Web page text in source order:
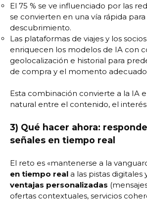
El 75 % se ve influenciado por las
se convierten en una vía rápida para
descubrimiento.
Las plataformas de viajes y los
enriquecen los modelos de IA con
geolocalización e historial para
de compra y el momento
Esta combinación convierte a la IA
natural entre el contenido, el interés
3) Qué hacer ahora:
señales en tiempo real
El reto es «mantenerse a la
en tiempo real a las pistas digitales
ventajas personalizadas
ofertas contextuales, servicios